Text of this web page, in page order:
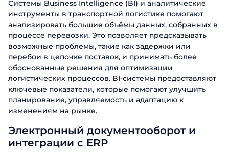
Системы Business Intelligence (BI) и аналитические
инструменты в транспортной логистике помогают
анализировать большие объёмы данных, собранных в
процессе перевозки. Это позволяет предсказывать
возможные проблемы, такие как задержки или
перебои в цепочке поставок, и принимать более
обоснованные решения для оптимизации
логистических процессов. BI-системы предоставляют
ключевые показатели, которые помогают улучшить
планирование, управляемость и адаптацию к
изменениям на рынке.
Электронный документооборот и
интеграции с ERP